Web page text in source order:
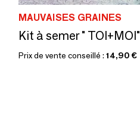
MAUVAISES GRAINES
Kit à semer " TOI+MOI"
Prix de vente conseillé : 14,90 €